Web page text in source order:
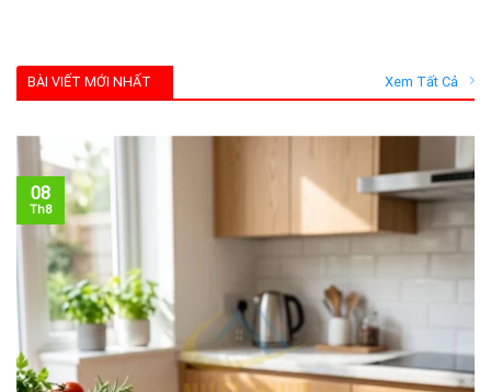
BÀI VIẾT MỚI NHẤT Xem Tất Cả
08
Th8